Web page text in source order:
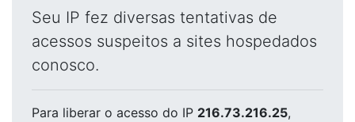
Seu IP fez diversas tentativas de
acessos suspeitos a sites hospedados
conosco.
Para liberar o acesso do IP 216.73.216.25,